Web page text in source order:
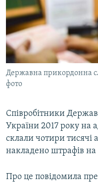
ДЕПОРТАЦІЯ
ВІДЕОУРОКИ «ELIFBE»
СВІДЧЕННЯ ОКУПАЦІЇ
УКРАЇНСЬКА ПРОБЛЕМА
ІНФОГРАФІКА
ЯК ОБІЙТИ
Русский
Qırımtatar
ДОЛУЧАЙСЯ!
Усі сайти RFE/RL
Державна прикордонна
фото
Співробітники
України 2017 року на
склали чотири тисячі
накладено штрафів на
Про це повідомила